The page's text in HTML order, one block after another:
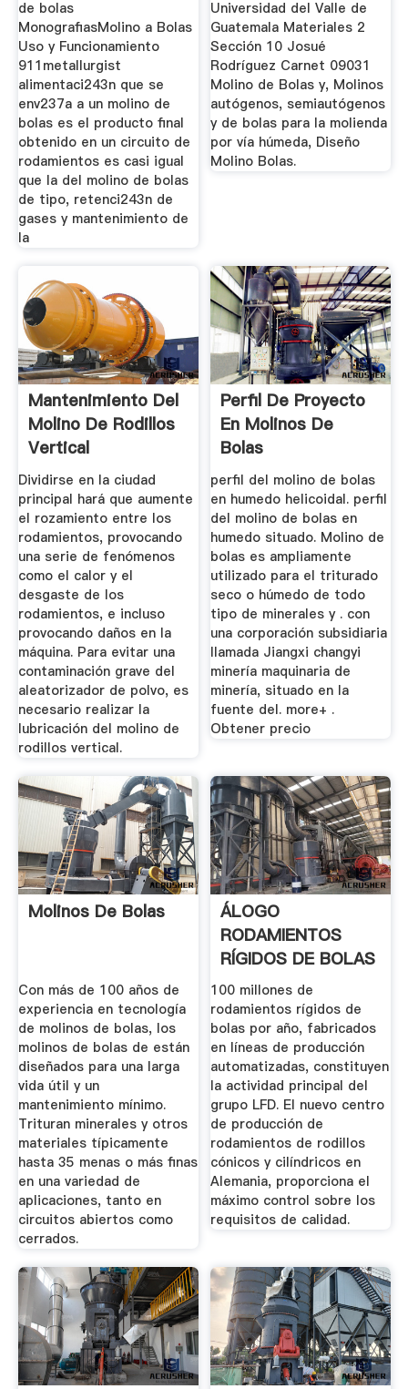
de bolas
MonografiasMolino a Bolas
Uso y Funcionamiento
911metallurgist
alimentaci243n que se
env237a a un molino de
bolas es el producto final
obtenido en un circuito de
rodamientos es casi igual
que la del molino de bolas
de tipo, retenci243n de
gases y mantenimiento de
la
Universidad del Valle de
Guatemala Materiales 2
Sección 10 Josué
Rodríguez Carnet 09031
Molino de Bolas y, Molinos
autógenos, semiautógenos
y de bolas para la molienda
por vía húmeda, Diseño
Molino Bolas.
Mantenimiento Del
Molino De Rodillos
Vertical
Dividirse en la ciudad
principal hará que aumente
el rozamiento entre los
rodamientos, provocando
una serie de fenómenos
como el calor y el
desgaste de los
rodamientos, e incluso
provocando daños en la
máquina. Para evitar una
contaminación grave del
aleatorizador de polvo, es
necesario realizar la
lubricación del molino de
rodillos vertical.
Perfil De Proyecto
En Molinos De
Bolas
perfil del molino de bolas
en humedo helicoidal. perfil
del molino de bolas en
humedo situado. Molino de
bolas es ampliamente
utilizado para el triturado
seco o húmedo de todo
tipo de minerales y . con
una corporación subsidiaria
llamada Jiangxi changyi
minería maquinaria de
minería, situado en la
fuente del. more+ .
Obtener precio
Molinos De Bolas
Con más de 100 años de
experiencia en tecnología
de molinos de bolas, los
molinos de bolas de están
diseñados para una larga
vida útil y un
mantenimiento mínimo.
Trituran minerales y otros
materiales típicamente
hasta 35 menas o más finas
en una variedad de
aplicaciones, tanto en
circuitos abiertos como
cerrados.
ÁLOGO
RODAMIENTOS
RÍGIDOS DE BOLAS
100 millones de
rodamientos rígidos de
bolas por año, fabricados
en líneas de producción
automatizadas, constituyen
la actividad principal del
grupo LFD. El nuevo centro
de producción de
rodamientos de rodillos
cónicos y cilíndricos en
Alemania, proporciona el
máximo control sobre los
requisitos de calidad.